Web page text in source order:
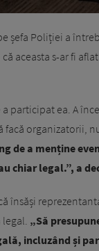
șefa Poliției a
aceasta s-ar fi
a participat ea. A
facă organizatorii,
de a menține
chiar legal.”, a
însăși
„Să
incluzând și